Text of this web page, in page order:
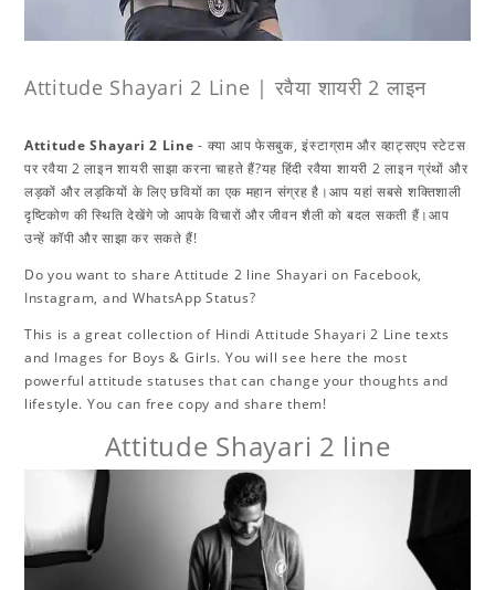
Attitude Shayari 2 Line | रवैया शायरी 2 लाइन
Attitude Shayari 2 Line - क्या आप फेसबुक, इंस्टाग्राम और व्हाट्सएप स्टेटस
पर रवैया 2 लाइन शायरी साझा करना चाहते हैं?यह हिंदी रवैया शायरी 2 लाइन ग्रंथों और
लड़कों और लड़कियों के लिए छवियों का एक महान संग्रह है।आप यहां सबसे शक्तिशाली
दृष्टिकोण की स्थिति देखेंगे जो आपके विचारों और जीवन शैली को बदल सकती हैं।आप
उन्हें कॉपी और साझा कर सकते हैं!
Do you want to share Attitude 2 line Shayari on Facebook,
Instagram, and WhatsApp Status?
This is a great collection of Hindi Attitude Shayari 2 Line texts
and Images for Boys & Girls. You will see here the most
powerful attitude statuses that can change your thoughts and
lifestyle. You can free copy and share them!
Attitude Shayari 2 line